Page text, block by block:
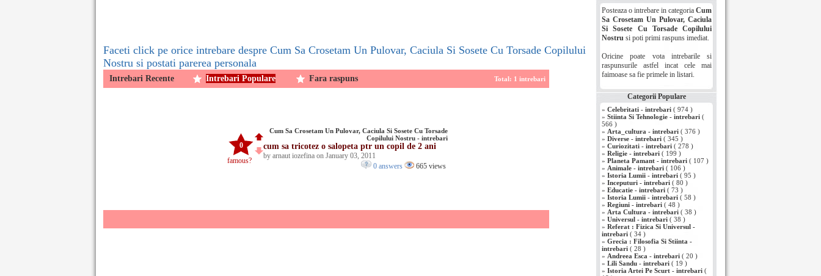
Faceti click pe orice intrebare despre Cum Sa Crosetam Un Pulovar, Caciula Si Sosete Cu Torsade Copilului
Nostru si postati parerea personala
Intrebari Recente Intrebari Populare Fara raspuns Total: 1 intrebari
0
famous?
Cum Sa Crosetam Un Pulovar, Caciula Si Sosete Cu Torsade
Copilului Nostru - intrebari
cum sa tricotez o salopeta ptr un copil de 2 ani
by arnaut iozefina on January 03, 2011
0 answers
665 views
Posteaza o intrebare in categoria Cum
Sa Crosetam Un Pulovar, Caciula
Si Sosete Cu Torsade Copilului
Nostru si poti primi raspuns imediat.
Oricine poate vota intrebarile si
raspunsurile astfel incat cele mai
faimoase sa fie primele in listari.
Categorii Populare
» Celebritati - intrebari ( 974 )
» Stiinta Si Tehnologie - intrebari (
566 )
» Arta_cultura - intrebari ( 376 )
» Diverse - intrebari ( 345 )
» Curiozitati - intrebari ( 278 )
» Religie - intrebari ( 199 )
» Planeta Pamant - intrebari ( 107 )
» Animale - intrebari ( 106 )
» Istoria Lumii - intrebari ( 95 )
» Inceputuri - intrebari ( 80 )
» Educatie - intrebari ( 73 )
» Istoria Lumii - intrebari ( 58 )
» Regiuni - intrebari ( 48 )
» Arta Cultura - intrebari ( 38 )
» Universul - intrebari ( 38 )
» Referat : Fizica Si Universul -
intrebari ( 34 )
» Grecia : Filosofia Si Stiinta -
intrebari ( 28 )
» Andreea Esca - intrebari ( 20 )
» Lili Sandu - intrebari ( 19 )
» Istoria Artei Pe Scurt - intrebari (